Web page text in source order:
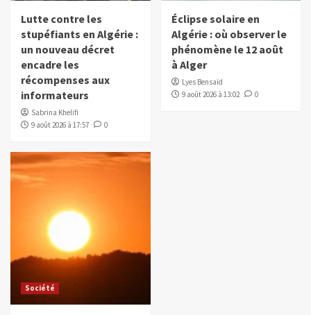
Lutte contre les
stupéfiants en Algérie :
un nouveau décret
encadre les
récompenses aux
informateurs
Sabrina Khelifi
9 août 2026 à 17:57
0
Éclipse solaire en
Algérie : où observer le
phénomène le 12 août
à Alger
Lyes Bensaïd
9 août 2026 à 13:02
0
Société